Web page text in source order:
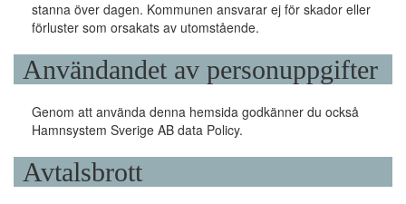
stanna över dagen. Kommunen ansvarar ej för skador eller
förluster som orsakats av utomstående.
Användandet av personuppgifter
Genom att använda denna hemsida godkänner du också
Hamnsystem Sverige AB data Policy.
Avtalsbrott